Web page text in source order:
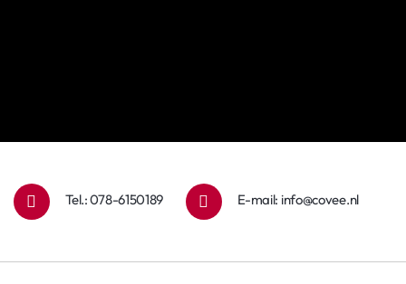
Tel.: 078-6150189 E-mail: info@covee.nl